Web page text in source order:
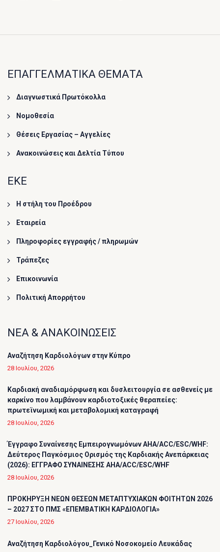
ΕΠΑΓΓΕΛΜΑΤΙΚΑ ΘΕΜΑΤΑ
Διαγνωστικά Πρωτόκολλα
Νομοθεσία
Θέσεις Εργασίας – Αγγελίες
Ανακοινώσεις και Δελτία Τύπου
ΕΚΕ
Η στήλη του Προέδρου
Εταιρεία
Πληροφορίες εγγραφής / πληρωμών
Τράπεζες
Επικοινωνία
Πολιτική Απορρήτου
ΝΕΑ & ΑΝΑΚΟΙΝΩΣΕΙΣ
Αναζήτηση Καρδιολόγων στην Κύπρο
28 Ιουλίου, 2026
Καρδιακή αναδιαμόρφωση και δυσλειτουργία σε ασθενείς με
καρκίνο που λαμβάνουν καρδιοτοξικές θεραπείες:
πρωτεϊνωμική και μεταβολομική καταγραφή
28 Ιουλίου, 2026
Έγγραφο Συναίνεσης Εμπειρογνωμόνων AHA/ACC/ESC/WHF:
Δεύτερος Παγκόσμιος Ορισμός της Καρδιακής Ανεπάρκειας
(2026): ΕΓΓΡΑΦΟ ΣΥΝΑΙΝΕΣΗΣ AHA/ACC/ESC/WHF
28 Ιουλίου, 2026
ΠΡΟΚΗΡΥΞΗ ΝΕΩΝ ΘΕΣΕΩΝ ΜΕΤΑΠΤΥΧΙΑΚΩΝ ΦΟΙΤΗΤΩΝ 2026
– 2027 ΣΤΟ ΠΜΣ «ΕΠΕΜΒΑΤΙΚΗ ΚΑΡΔΙΟΛΟΓΙΑ»
27 Ιουλίου, 2026
Αναζήτηση Καρδιολόγου_Γενικό Νοσοκομείο Λευκάδας